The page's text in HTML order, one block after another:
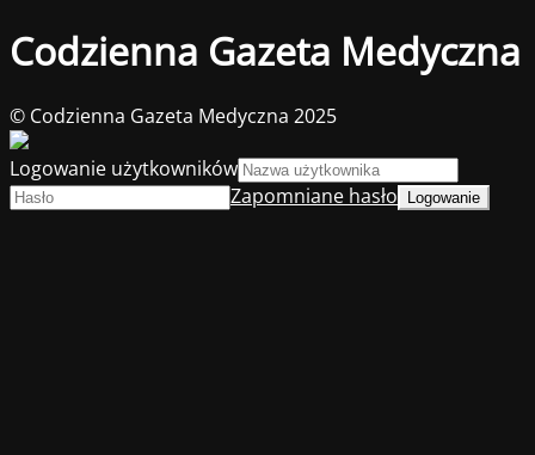
Codzienna Gazeta Medyczna
© Codzienna Gazeta Medyczna 2025
Logowanie użytkowników
Zapomniane hasło